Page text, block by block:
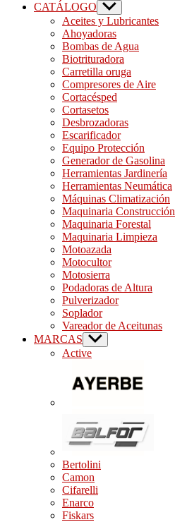
CATÁLOGO Show
sub
menu
Aceites y Lubricantes
Ahoyadoras
Bombas de Agua
Biotrituradora
Carretilla oruga
Compresores de Aire
Cortacésped
Cortasetos
Desbrozadoras
Escarificador
Equipo Protección
Generador de Gasolina
Herramientas Jardinería
Herramientas Neumática
Máquinas Climatización
Maquinaria Construcción
Maquinaria Forestal
Maquinaria Limpieza
Motoazada
Motocultor
Motosierra
Podadoras de Altura
Pulverizador
Soplador
Vareador de Aceitunas
MARCAS Show
sub
menu
Active
Bertolini
Camon
Cifarelli
Enarco
Fiskars